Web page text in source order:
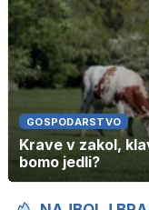
GOSPODARSTVO
Krave v zakol,
bomo jedli?